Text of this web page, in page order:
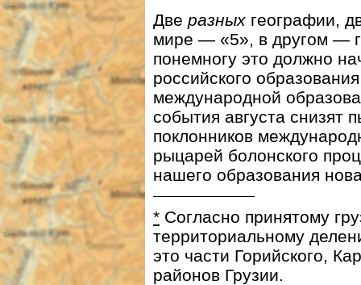
Две разных географии,
мире — «5», в другом —
понемногу это должно
российского
международной
события августа снизят
поклонников
рыцарей болонского
нашего образования
* Cогласно принятому
территориальному
это части Горийского,
районов Грузии.